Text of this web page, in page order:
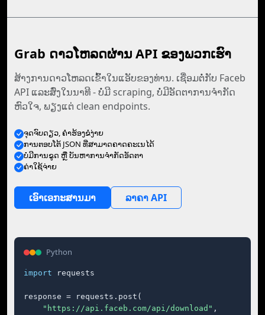
Grab ດາວໂຫລດຜ່ານ API ຂອງພວກເຮົາ
ສ້າງການດາວໂຫລດເຂົ້າໃນແອັບຂອງທ່ານ. ເຊື່ອມຕໍ່ກັບ Faceb
API ແລະສົ່ງໃນນາທີ - ບໍ່ມີ scraping, ບໍ່ມີອັດຕາການຈໍາກັດ
ຫົວໃຈ, ພຽງແຕ່ clean endpoints.
ຈຸດ​ຈົບ​ດຽວ, ຄໍາຮ້ອງຂໍ​ງ່າຍ
ການ​ຕອບ​ໂຕ້ JSON ທີ່​ສາມາດ​ຄາດ​ຄະເນ​ໄດ້
ບໍ່ມີ​ການ​ຂູດ ຫຼື ບັນຫາ​ການ​ຈຳກັດ​ອັດຕາ
ຄ່າໃຊ້ຈ່າຍ
ເອົາ​ເອກະສານ​ມາ ລາຄາ API
Python
import requests
response = requests.post(
"https://api.faceb.com/api/download" ,